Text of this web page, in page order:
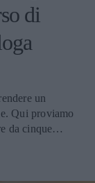
di
un
Qui proviamo
da cinque